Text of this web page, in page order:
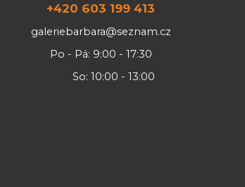
+420 603 199 413
galeriebarbara@seznam.cz
Po - Pá: 9:00 - 17:30
So: 10:00 - 13:00